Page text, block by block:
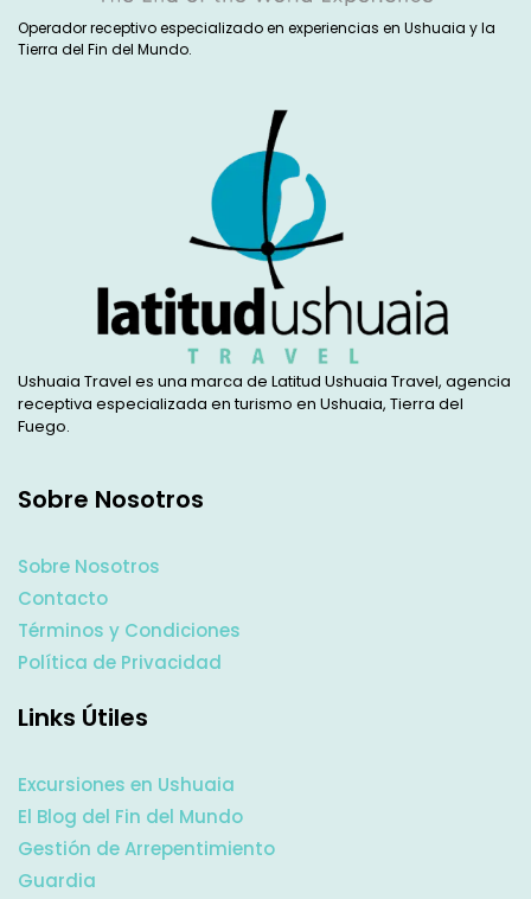
Operador receptivo especializado en experiencias en Ushuaia y la
Tierra del Fin del Mundo.
Ushuaia Travel es una marca de Latitud Ushuaia Travel, agencia
receptiva especializada en turismo en Ushuaia, Tierra del
Fuego.
Sobre Nosotros
Sobre Nosotros
Contacto
Términos y Condiciones
Política de Privacidad
Links Útiles
Excursiones en Ushuaia
El Blog del Fin del Mundo
Gestión de Arrepentimiento
Guardia